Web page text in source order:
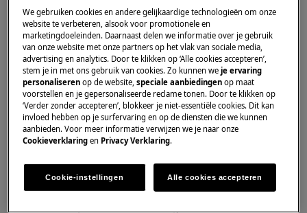
Een klik van de thermostaat, wanneer de
We gebruiken cookies en andere gelijkaardige technologieën om onze
website te verbeteren, alsook voor promotionele en
marketingdoeleinden. Daarnaast delen we informatie over je gebruik
van onze website met onze partners op het vlak van sociale media,
advertising en analytics. Door te klikken op ‘Alle cookies accepteren’,
stem je in met ons gebruik van cookies. Zo kunnen weje ervaring
personaliseren op de website,speciale aanbiedingen op maat
voorstellen en je gepersonaliseerde reclame tonen. Door te klikken op
‘Verder zonder accepteren’, blokkeer je niet-essentiële cookies. Dit kan
invloed hebben op je surfervaring en op de diensten die we kunnen
aanbieden. Voor meer informatie verwijzen we je naar onze
Cookieverklaring en Privacy Verklaring.
Cookie-instellingen Alle cookies accepteren